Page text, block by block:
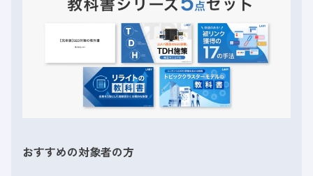
おすすめの対象者の方